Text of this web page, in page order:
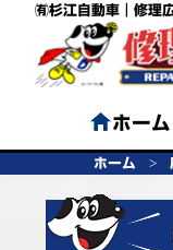
㈲杉江自動車｜修理
ホーム
ホーム